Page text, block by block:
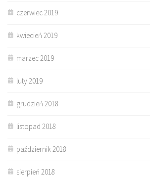
czerwiec 2019
kwiecień 2019
marzec 2019
luty 2019
grudzień 2018
listopad 2018
październik 2018
sierpień 2018